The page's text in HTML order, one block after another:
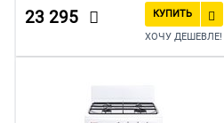
23 295
КУПИТЬ
ХОЧУ ДЕШЕВЛЕ!